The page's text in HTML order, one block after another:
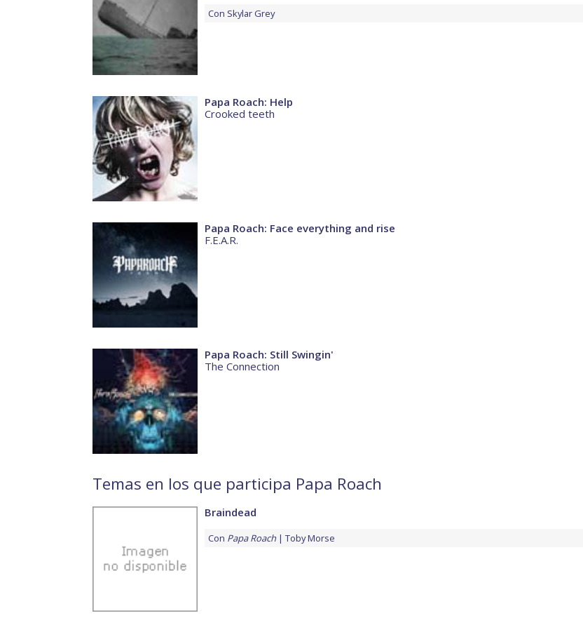
Con Skylar Grey
Papa Roach: Help
Crooked teeth
Papa Roach: Face everything and rise
F.E.A.R.
Papa Roach: Still Swingin'
The Connection
Temas en los que participa Papa Roach
Braindead
Con Papa Roach Toby Morse